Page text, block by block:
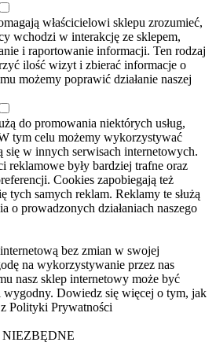
właścicielowi sklepu zrozumieć,
wchodzi w interakcję ze sklepem,
i raportowanie informacji. Ten rodzaj
ilość wizyt i zbierać informacje o
możemy poprawić działanie naszej
do promowania niektórych usług,
tym celu możemy wykorzystywać
się w innych serwisach internetowych.
reklamowe były bardziej trafne oraz
Cookies zapobiegają też
tych samych reklam. Reklamy te służą
o prowadzonych działaniach naszego
bez zmian w swojej
na wykorzystywanie przez nas
nasz sklep internetowy może być
wygodny. Dowiedz się więcej o tym, jak
Polityki Prywatności